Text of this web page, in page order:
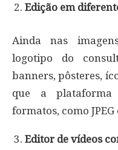
Edição em
Ainda nas
logotipo do
banners, pôsteres,
que a plataforma
formatos, como JPEG
Editor de vídeos